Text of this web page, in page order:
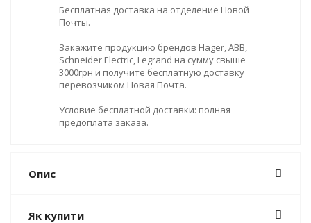
Бесплатная доставка на отделение Новой
Почты.
Закажите продукцию брендов Hager, ABB,
Schneider Electric, Legrand на сумму свыше
3000грн и получите бесплатную доставку
перевозчиком Новая Почта.
Условие бесплатной доставки: полная
предоплата заказа.
Опис
Як купити